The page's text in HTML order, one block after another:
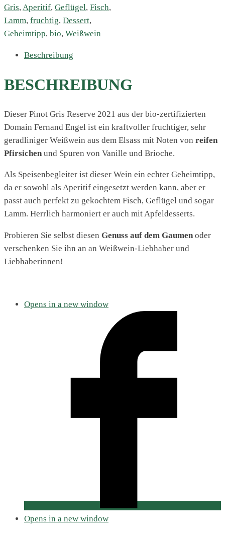
Gris, Aperitif, Geflügel, Fisch,
Lamm, fruchtig, Dessert,
Geheimtipp, bio, Weißwein
Beschreibung
BESCHREIBUNG
Dieser Pinot Gris Reserve 2021 aus der bio-zertifizierten
Domain Fernand Engel ist ein kraftvoller fruchtiger, sehr
geradliniger Weißwein aus dem Elsass mit Noten von reifen
Pfirsichen und Spuren von Vanille und Brioche.
Als Speisenbegleiter ist dieser Wein ein echter Geheimtipp,
da er sowohl als Aperitif eingesetzt werden kann, aber er
passt auch perfekt zu gekochtem Fisch, Geflügel und sogar
Lamm. Herrlich harmoniert er auch mit Apfeldesserts.
Probieren Sie selbst diesen Genuss auf dem Gaumen oder
verschenken Sie ihn an an Weißwein-Liebhaber und
Liebhaberinnen!
Opens in a new window
Opens in a new window